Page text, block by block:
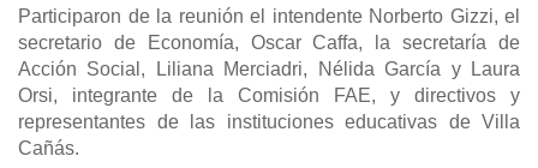
Participaron de la reunión el intendente Norberto Gizzi, el
secretario de Economía, Oscar Caffa, la secretaría de
Acción Social, Liliana Merciadri, Nélida García y Laura
Orsi, integrante de la Comisión FAE, y directivos y
representantes de las instituciones educativas de Villa
Cañás.